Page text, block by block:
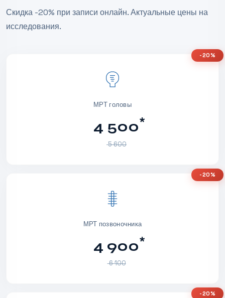
Скидка -20% при записи онлайн. Актуальные цены на
исследования.
МРТ головы
4 500*
5 600
-20%
МРТ позвоночника
4 900*
6 100
-20%
-20%